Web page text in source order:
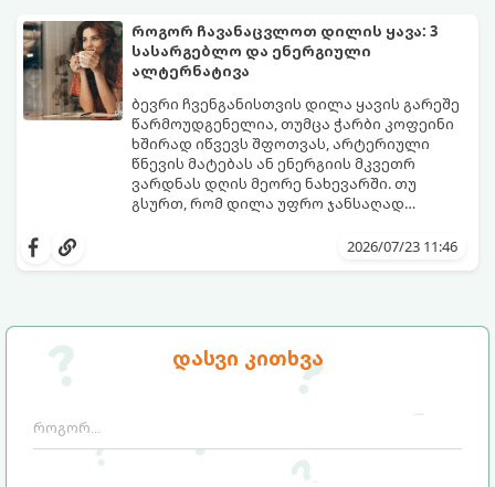
დასვი კითხვა
გამოწვევად რჩება.
დაგეხმარებათ, წყლის სმა
ყოველდღიურ, სასიამოვნო ჩვევად
აქციოთ.
როგორ ჩავანაცვლოთ დილის ყავა: 3
სასარგებლო და ენერგიული
ალტერნატივა
ბევრი ჩვენგანისთვის დილა ყავის გარეშე
წარმოუდგენელია, თუმცა ჭარბი კოფეინი
ხშირად იწვევს შფოთვას, არტერიული
წნევის მატებას ან ენერგიის მკვეთრ
ვარდნას დღის მეორე ნახევარში. თუ
გსურთ, რომ დილა უფრო ჯანსაღად
შეინარჩუნოთ, ექსპერტები ყავის სამ
თქვენთვის სასურველი სასმელი:2026/07/23 11:46